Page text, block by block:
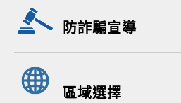
防詐騙宣導
區域選擇